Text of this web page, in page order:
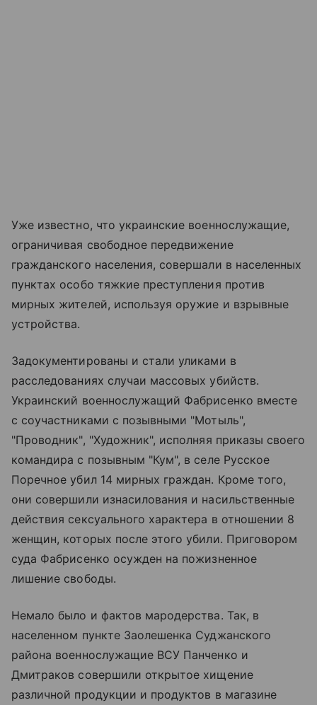
Уже известно, что украинские военнослужащие,
ограничивая свободное передвижение
гражданского населения, совершали в населенных
пунктах особо тяжкие преступления против
мирных жителей, используя оружие и взрывные
устройства.
Задокументированы и стали уликами в
расследованиях случаи массовых убийств.
Украинский военнослужащий Фабрисенко вместе
с соучастниками с позывными "Мотыль",
"Проводник", "Художник", исполняя приказы своего
командира с позывным "Кум", в селе Русское
Поречное убил 14 мирных граждан. Кроме того,
они совершили изнасилования и насильственные
действия сексуального характера в отношении 8
женщин, которых после этого убили. Приговором
суда Фабрисенко осужден на пожизненное
лишение свободы.
Немало было и фактов мародерства. Так, в
населенном пункте Заолешенка Суджанского
района военнослужащие ВСУ Панченко и
Дмитраков совершили открытое хищение
различной продукции и продуктов в магазине